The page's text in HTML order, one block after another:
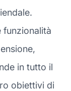
funzionalità
in tutto il
obiettivi di